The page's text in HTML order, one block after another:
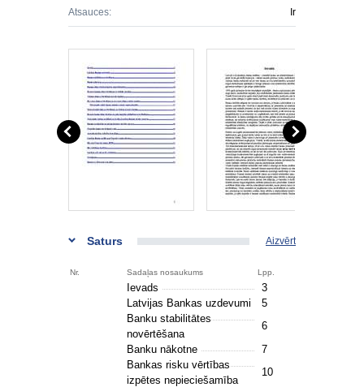
Atsauces: Ir
Saturs Aizvērt
Nr. Sadaļas nosaukums Lpp.
Ievads
3
Latvijas Bankas uzdevumi
5
Banku stabilitātes
novērtēšana
6
Banku nākotne
7
Bankas risku vērtības
izpētes nepieciešamība
10